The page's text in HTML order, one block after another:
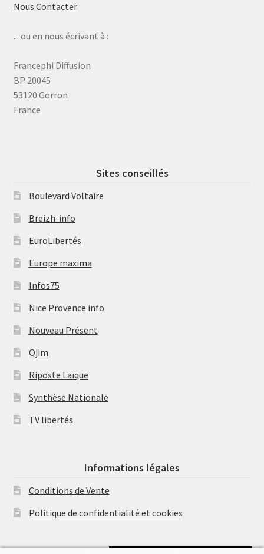
Nous Contacter
... ou en nous écrivant à :
Francephi Diffusion
BP 20045
53120 Gorron
France
Sites conseillés
Boulevard Voltaire
Breizh-info
EuroLibertés
Europe maxima
Infos75
Nice Provence info
Nouveau Présent
Ojim
Riposte Laïque
Synthèse Nationale
TV libertés
Informations légales
Conditions de Vente
Politique de confidentialité et cookies